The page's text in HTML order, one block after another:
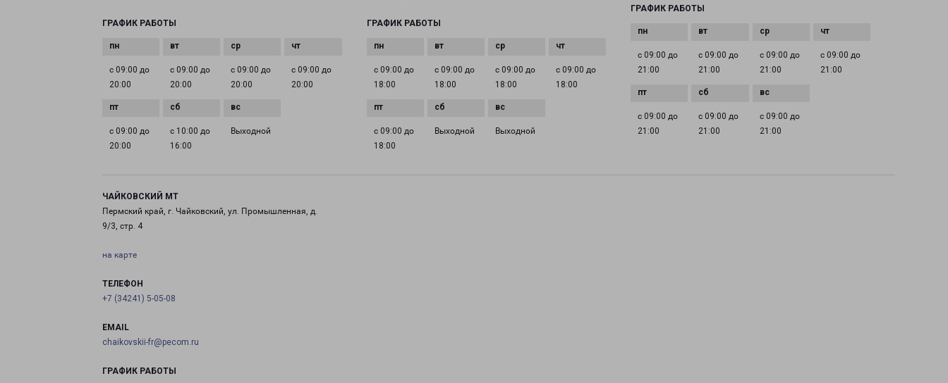
ГРАФИК РАБОТЫ
с 09:00 до
20:00
с 09:00 до
20:00
с 09:00 до
20:00
с 09:00 до
20:00
с 09:00 до
20:00
с 10:00 до
16:00
Выходной
ГРАФИК РАБОТЫ
с 09:00 до
18:00
с 09:00 до
18:00
с 09:00 до
18:00
с 09:00 до
18:00
с 09:00 до
18:00
Выходной Выходной
ГРАФИК РАБОТЫ
с 09:00 до
21:00
с 09:00 до
21:00
с 09:00 до
21:00
с 09:00 до
21:00
с 09:00 до
21:00
с 09:00 до
21:00
с 09:00 до
21:00
ЧАЙКОВСКИЙ МТ
Пермский край, г. Чайковский, ул. Промышленная, д.
9/3, стр. 4
на карте
ТЕЛЕФОН
+7 (34241) 5-05-08
EMAIL
chaikovskii-fr@pecom.ru
ГРАФИК РАБОТЫ